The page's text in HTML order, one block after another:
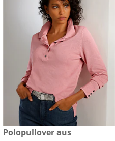
reduzierter Preis 34,99 €,
-50 %
Polopullover aus